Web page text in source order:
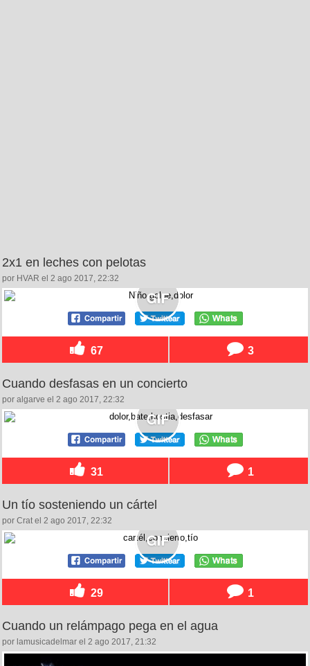
2x1 en leches con pelotas
por HVAR el 2 ago 2017, 22:32
67 3
Cuando desfasas en un concierto
por algarve el 2 ago 2017, 22:32
31 1
Un tío sosteniendo un cártel
por Crat el 2 ago 2017, 22:32
29 1
Cuando un relámpago pega en el agua
por lamusicadelmar el 2 ago 2017, 21:32